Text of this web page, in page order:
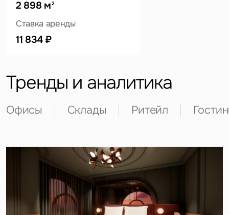
2 898 м2
Ставка аренды
11 834 ₽
Тренды и аналитика
Офисы Склады Ритейл
Вопрос
Жалоба
Объявление
Это обязательное поле
Это обязательное поле